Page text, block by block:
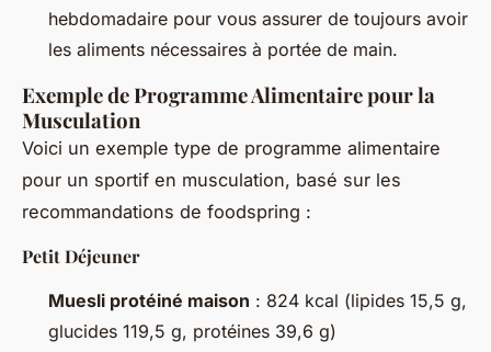
hebdomadaire pour vous assurer de toujours avoir
les aliments nécessaires à portée de main.
Exemple de Programme Alimentaire pour la
Musculation
Voici un exemple type de programme alimentaire
pour un sportif en musculation, basé sur les
recommandations de foodspring :
Petit Déjeuner
Muesli protéiné maison : 824 kcal (lipides 15,5 g,
glucides 119,5 g, protéines 39,6 g)